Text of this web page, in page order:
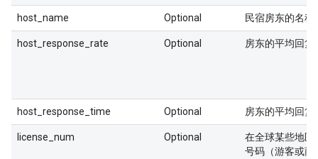
host_name Optional 民宿房东的名称
host_response_rate Optional 房东的平均回复
host_response_time Optional 房东的平均回复
license_num Optional
在全球某些地区
号码（游客或商